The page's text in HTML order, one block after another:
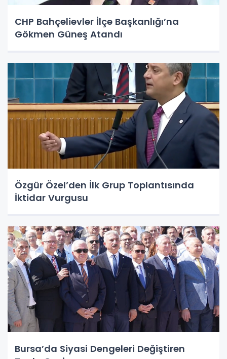
CHP Bahçelievler İlçe Başkanlığı’na
Gökmen Güneş Atandı
Özgür Özel’den İlk Grup Toplantısında
İktidar Vurgusu
Bursa’da Siyasi Dengeleri Değiştiren